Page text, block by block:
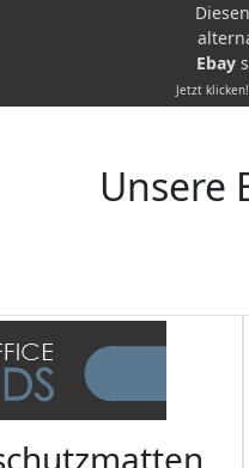
Ebay
Jetzt
Unsere